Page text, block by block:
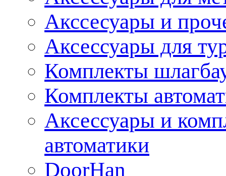
Акссесуары и
Аксессуары для
Комплекты
Комплекты
Аксессуары и
автоматики
DoorHan